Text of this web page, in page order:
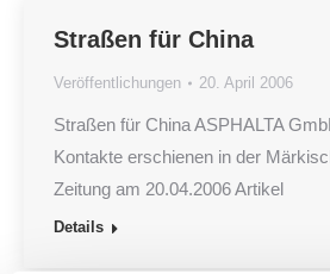
Straßen für China
Veröffentlichungen 20. April 2006
Straßen für China ASPHALTA
Kontakte erschienen in der
Zeitung am 20.04.2006 Artikel
Details